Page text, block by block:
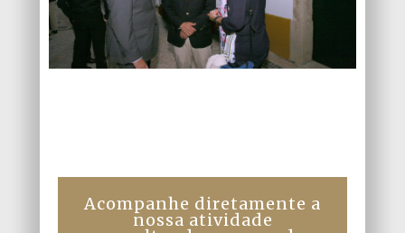
Acompanhe diretamente a
nossa atividade